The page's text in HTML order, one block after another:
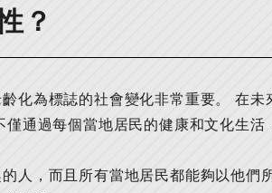
？
化為標誌的社會變化非常重要。 在
僅通過每個當地居民的健康和文化生
人，而且所有當地居民都能夠以他